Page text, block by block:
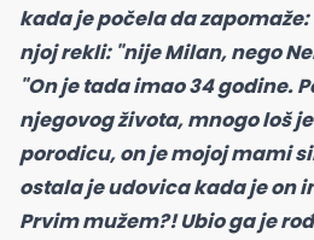
kada je počela da
njoj rekli: "nije Milan, nego
"On je tada imao 34 godine.
njegovog života, mnogo loš
porodicu, on je mojoj mami
ostala je udovica kada je on
Prvim mužem?! Ubio ga je